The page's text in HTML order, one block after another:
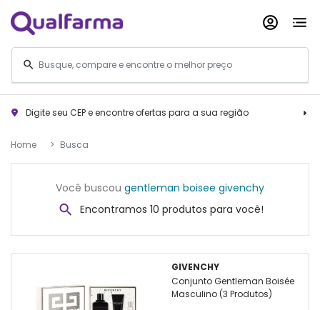
Digite seu CEP e encontre ofertas para a sua região
Home Busca
Você buscou gentleman boisee givenchy
Encontramos 10 produtos para você!
GIVENCHY
Conjunto Gentleman Boisée
Masculino (3 Produtos)